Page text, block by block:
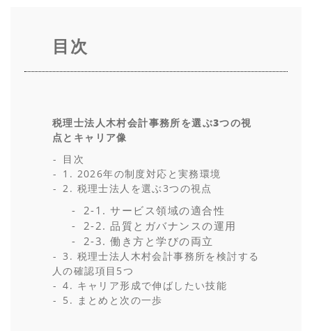
目次
税理士法人木村会計事務所を選ぶ3つの視
点とキャリア像
目次
1. 2026年の制度対応と実務環境
2. 税理士法人を選ぶ3つの視点
2-1. サービス領域の適合性
2-2. 品質とガバナンスの運用
2-3. 働き方と学びの両立
3. 税理士法人木村会計事務所を検討する
人の確認項目5つ
4. キャリア形成で伸ばしたい技能
5. まとめと次の一歩